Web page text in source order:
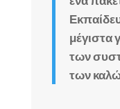
μέγιστα
των
των